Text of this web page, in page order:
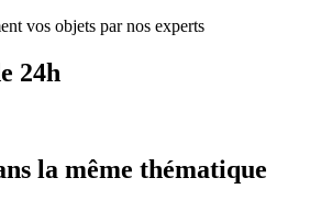
vos objets par nos experts
24h
la même thématique